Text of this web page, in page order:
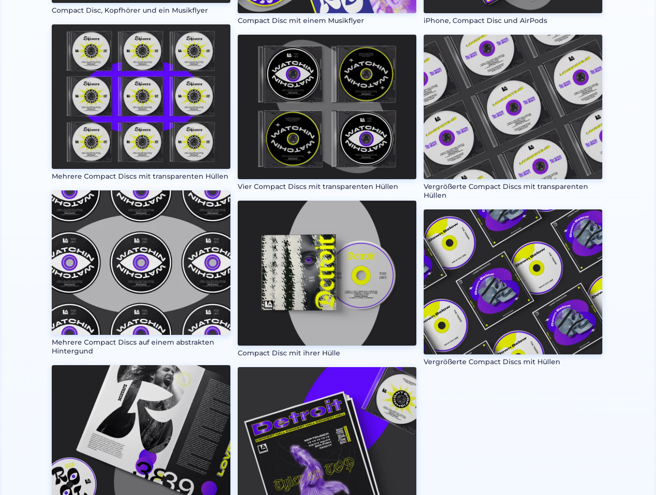
Compact Disc, Kopfhörer und ein Musikflyer
Mehrere Compact Discs mit transparenten Hüllen
Mehrere Compact Discs auf einem abstrakten
Hintergund
Compact Disc mit einem Musikflyer
Vier Compact Discs mit transparenten Hüllen
Compact Disc mit ihrer Hülle
iPhone, Compact Disc und AirPods
Vergrößerte Compact Discs mit transparenten
Hüllen
Vergrößerte Compact Discs mit Hüllen